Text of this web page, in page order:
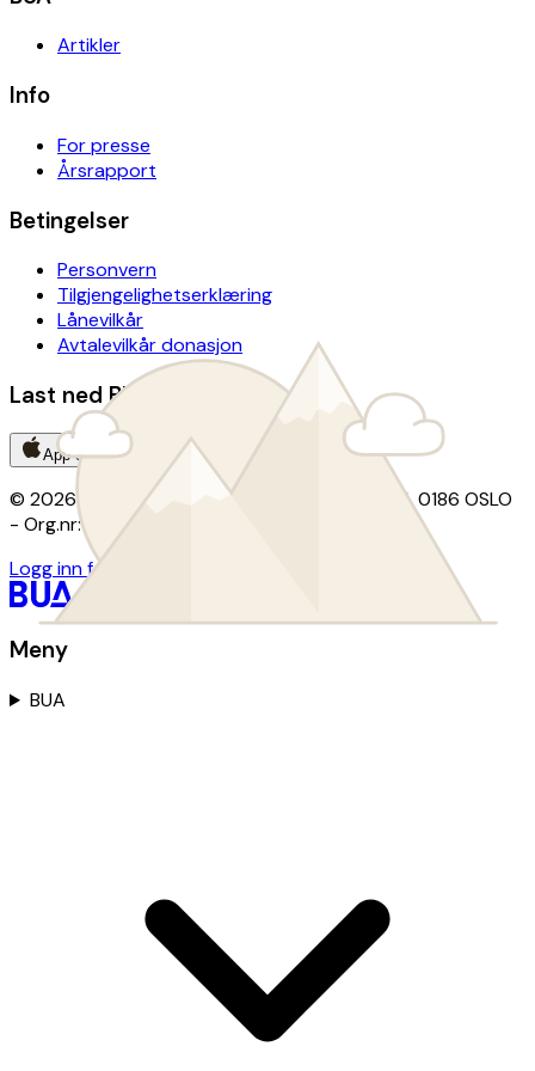
Artikler
Info
For presse
Årsrapport
Betingelser
Personvern
Tilgjengelighetserklæring
Lånevilkår
Avtalevilkår donasjon
Last ned BUA-appen
App Store Google Play
© 2026 BUA · Kontor: Christian Krohgs gate 15, 0186 OSLO
- Org.nr: 924 290 218
Logg inn for utlånsordninger
Meny
BUA